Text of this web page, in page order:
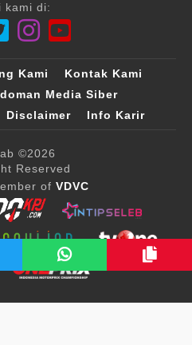
kami di:
Kami
Kontak Kami
Media Siber
Disclaimer Info Karir
©2026
Reserved
of VDVC